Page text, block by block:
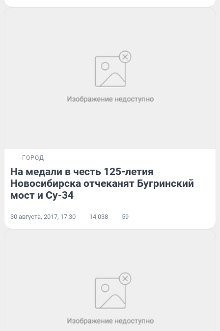
ГОРОД
На медали в честь 125-летия
Новосибирска отчеканят Бугринский
мост и Су-34
30 августа, 2017, 17:30 14 038 59